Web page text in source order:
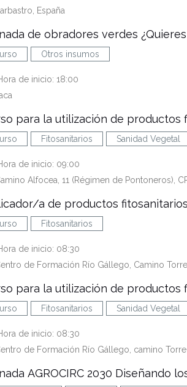
España
de obradores verdes
Otros insumos
de inicio: 18:00
para la utilización de productos
Fitosanitarios Sanidad Vegetal
de inicio: 09:00
Alfocea, 11 (Régimen de Pontoneros),
a de productos
Fitosanitarios
de inicio: 08:30
de Formación Río Gállego, Camino
para la utilización de productos
Fitosanitarios Sanidad Vegetal
de inicio: 08:30
de Formación Río Gállego, camino
AGROCIRC 2030 Diseñando